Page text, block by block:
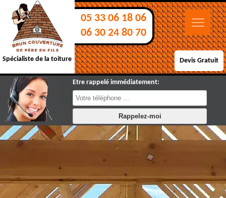
Spécialiste de la toiture
05 33 06 18 06
06 30 24 80 70
Devis Gratuit
Etre rappelé immédiatement: